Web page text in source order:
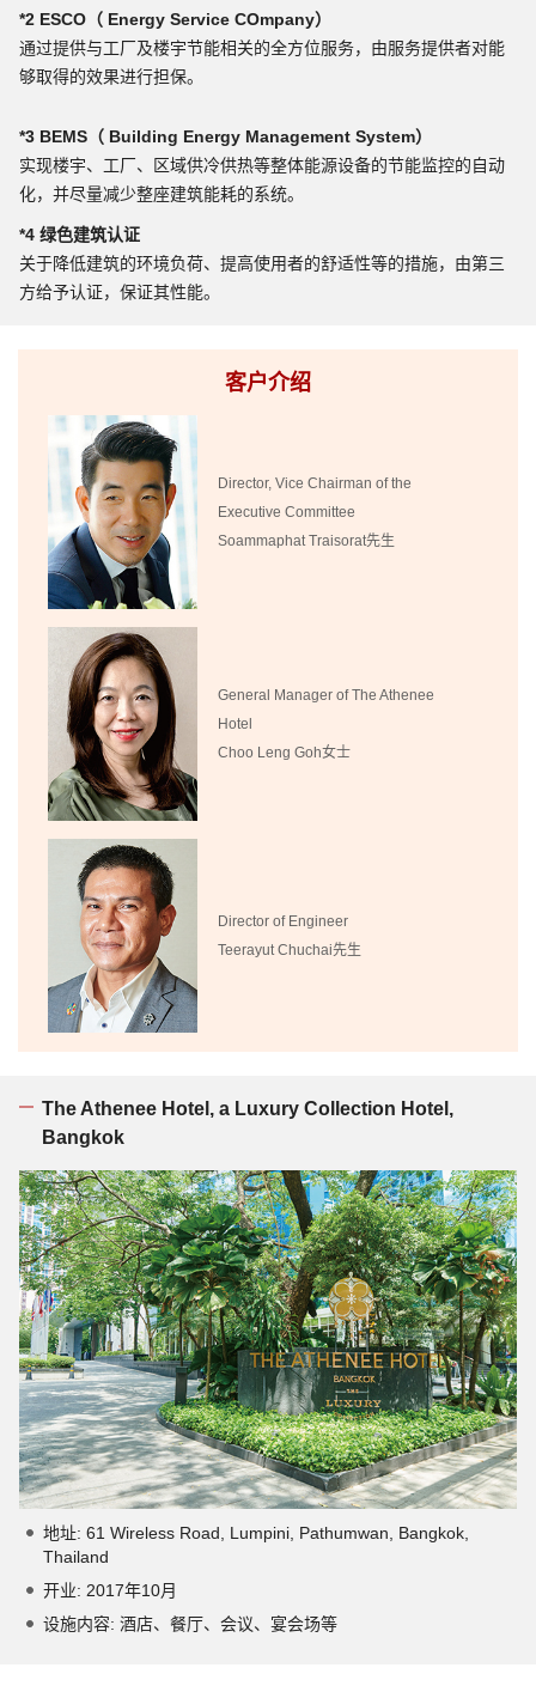
*2 ESCO（ Energy Service COmpany）
通过提供与工厂及楼宇节能相关的全方位服务，由服务提供者对能
够取得的效果进行担保。
*3 BEMS（ Building Energy Management System）
实现楼宇、工厂、区域供冷供热等整体能源设备的节能监控的自动
化，并尽量减少整座建筑能耗的系统。
*4 绿色建筑认证
关于降低建筑的环境负荷、提高使用者的舒适性等的措施，由第三
方给予认证，保证其性能。
客户介绍
Director, Vice Chairman of the
Executive Committee
Soammaphat Traisorat先生
General Manager of The Athenee
Hotel
Choo Leng Goh女士
Director of Engineer
Teerayut Chuchai先生
The Athenee Hotel, a Luxury Collection Hotel,
Bangkok
地址: 61 Wireless Road, Lumpini, Pathumwan, Bangkok,
Thailand
开业: 2017年10月
设施内容: 酒店、餐厅、会议、宴会场等